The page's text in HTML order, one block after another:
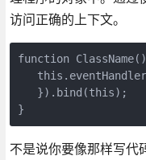
访问正确的上下文。
function
   }).bind(this);
}
不是说你要像那样写代